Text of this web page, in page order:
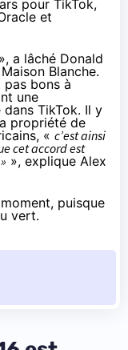
pour TikTok,
et
», a lâché Donald
Blanche.
bons à
une
TikTok. Il y
propriété de
« c’est ainsi
cet accord est
», explique Alex
puisque
vert.